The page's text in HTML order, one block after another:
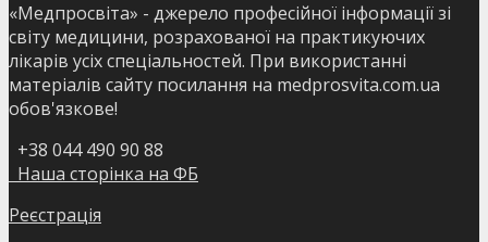
«Медпросвіта» - джерело професійної інформації зі
світу медицини, розрахованої на практикуючих
лікарів усіх спеціальностей. При використанні
матеріалів сайту посилання на medprosvita.com.ua
обов'язкове!
+38 044 490 90 88
Наша сторінка на ФБ
Реєстрація